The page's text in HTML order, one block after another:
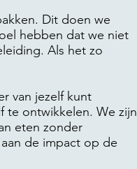
Dit doen we
hebben dat we niet
Als het zo
van jezelf kunt
te ontwikkelen. We zijn
eten zonder
de impact op de